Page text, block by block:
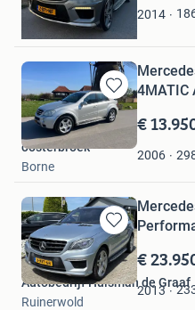
2014
S.B.
Vlaardingen
Bewaren
in
Mijn
Favorieten
€
2006
oosterbroek
Borne
Bewaren
in
Mijn
Favorieten
€
2013
Autobedrijf Huisman de Graaf
Ruinerwold